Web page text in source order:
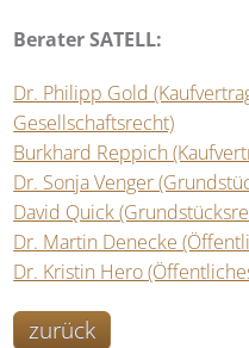
BeraterSATELL:
Dr. Philipp Gold
Gesellschaftsrecht)
Burkhard Reppich
Dr. Sonja Venger
David Quick
Dr. Martin Denecke
Dr. Kristin Hero
zurück